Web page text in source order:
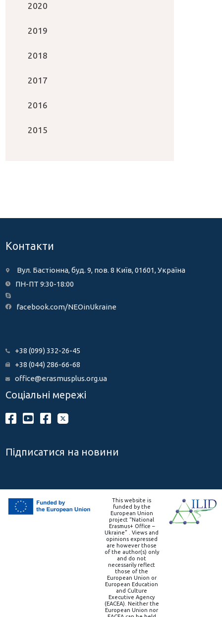
2020
2019
2018
2017
2016
2015
Контакти
Вул. Бастіонна, буд. 9, пов. 8 Київ, 01601, Україна
ПН-ПТ 9:30-18:00
facebook.com/NEOinUkraine
+38 (099) 332-26-45
+38 (044) 286-66-68
office@erasmusplus.org.ua
Соціальні мережі
Підписатися на новини
This website is
funded by the
European Union
project “National
Erasmus+ Office –
Ukraine” . Views and
opinions expressed
are however those
of the author(s) only
and do not
necessarily reflect
those of the
European Union or
European Education
and Culture
Executive Agency
(EACEA). Neither the
European Union nor